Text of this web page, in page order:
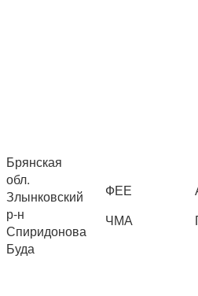
Брянская
обл.
Злынковский
р-н
Спиридонова
Буда
ФЕЕ
ЧМА